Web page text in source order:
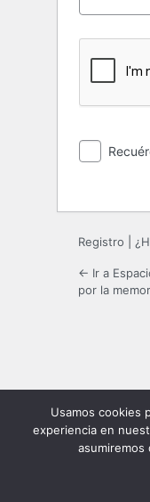
Registro
← Ir a
por la
Usamos cookies
experiencia en
asumiremos